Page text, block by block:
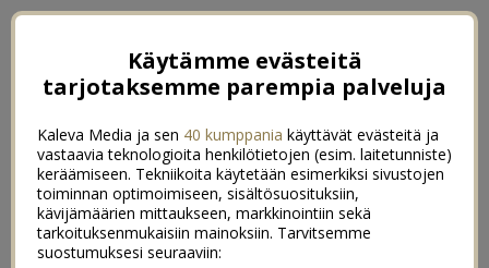
Käytämme evästeitä
tarjotaksemme parempia palveluja
Kaleva Media ja sen 40 kumppania käyttävät evästeitä ja
vastaavia teknologioita henkilötietojen (esim. laitetunniste)
keräämiseen. Tekniikoita käytetään esimerkiksi sivustojen
toiminnan optimoimiseen, sisältösuosituksiin,
kävijämäärien mittaukseen, markkinointiin sekä
tarkoituksenmukaisiin mainoksiin. Tarvitsemme
suostumuksesi seuraaviin: